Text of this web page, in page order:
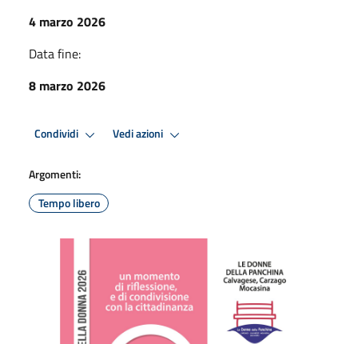
4 marzo 2026
Data fine:
8 marzo 2026
Condividi Vedi azioni
Argomenti:
Tempo libero